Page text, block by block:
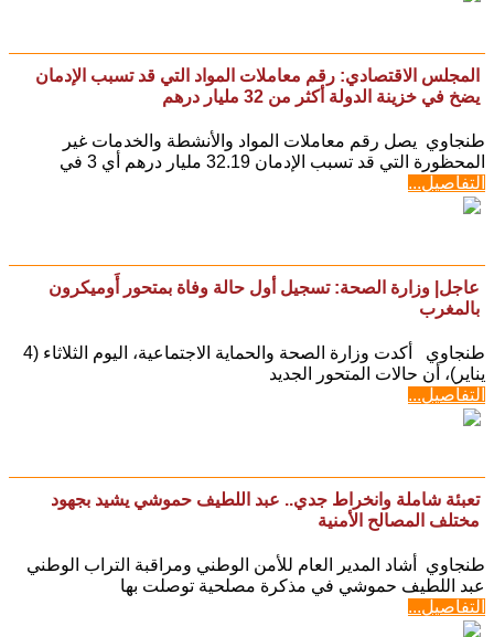
المجلس الاقتصادي: رقم معاملات المواد التي قد تسبب الإدمان
يضخ في خزينة الدولة أكثر من 32 مليار درهم
طنجاوي يصل رقم معاملات المواد والأنشطة والخدمات غير
المحظورة التي قد تسبب الإدمان 32.19 مليار درهم أي 3 في
التفاصيل...
عاجل| وزارة الصحة: تسجيل أول حالة وفاة بمتحور أَوميكرون
بالمغرب
طنجاوي أكدت وزارة الصحة والحماية الاجتماعية، اليوم الثلاثاء (4
يناير)، أن حالات المتحور الجديد
التفاصيل...
تعبئة شاملة وانخراط جدي.. عبد اللطيف حموشي يشيد بجهود
مختلف المصالح الأمنية
طنجاوي أشاد المدير العام للأمن الوطني ومراقبة التراب الوطني
عبد اللطيف حموشي في مذكرة مصلحية توصلت بها
التفاصيل...